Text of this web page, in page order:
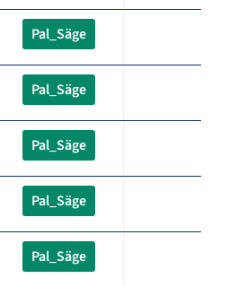
Pal_Säge
Pal_Säge
Pal_Säge
Pal_Säge
Pal_Säge